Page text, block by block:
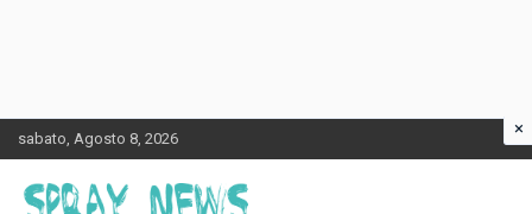
to
content
sabato, Agosto 8, 2026 ×